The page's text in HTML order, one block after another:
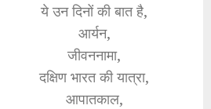
ये उन दिनों की बात है,
आर्यन,
जीवननामा,
दक्षिण भारत की यात्रा,
आपातकाल,